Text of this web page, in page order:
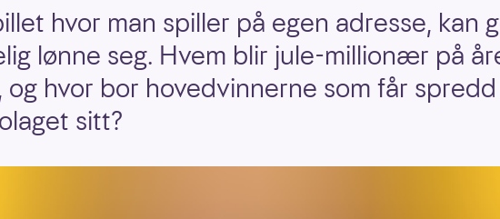
hvor man spiller på egen adresse, kan
lønne seg. Hvem blir jule-millionær på
og hvor bor hovedvinnerne som får
sitt?